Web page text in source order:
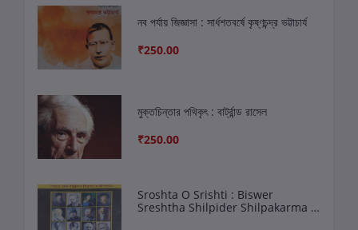
নব পর্যায় জিজ্ঞাসা : সার্ধশতবর্ষে কৃষ্ণচন্দ্র ভট্টাচার্য
₹250.00
মুক্তচিন্তার পথিকৃৎ : বার্ট্রান্ড রাসেল
₹250.00
Sroshta O Srishti : Biswer
Sreshtha Shilpider Shilpakarma O